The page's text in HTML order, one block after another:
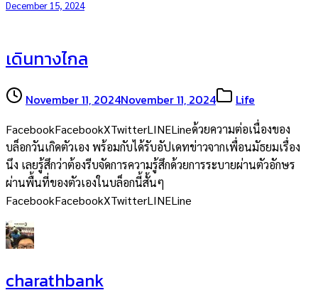
December 15, 2024
เดินทางไกล
November 11, 2024November 11, 2024 Life
FacebookFacebookXTwitterLINELineด้วยความต่อเนื่องของ
บล็อกวันเกิดตัวเอง พร้อมกับได้รับอัปเดทข่าวจากเพื่อนมัธยมเรื่อง
นึง เลยรู้สึกว่าต้องรีบจัดการความรู้สึกด้วยการระบายผ่านตัวอักษร
ผ่านพื้นที่ของตัวเองในบล็อกนี้สั้นๆ
FacebookFacebookXTwitterLINELine
charathbank